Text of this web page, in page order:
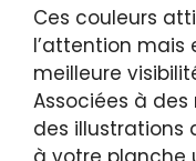
Ces couleurs
l’attention mais
meilleure
Associées à
des illustrations